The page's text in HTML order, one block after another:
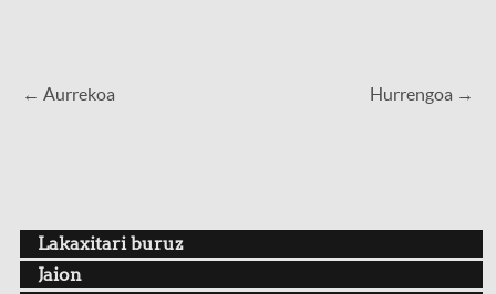
Hurrengoa →
← Aurrekoa
Lakaxitari buruz
Jaion